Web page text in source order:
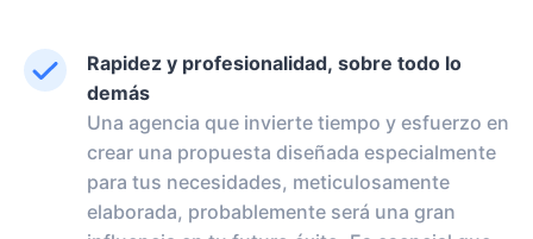
Rapidez y profesionalidad, sobre todo lo
demás
Una agencia que invierte tiempo y esfuerzo en
crear una propuesta diseñada especialmente
para tus necesidades, meticulosamente
elaborada, probablemente será una gran